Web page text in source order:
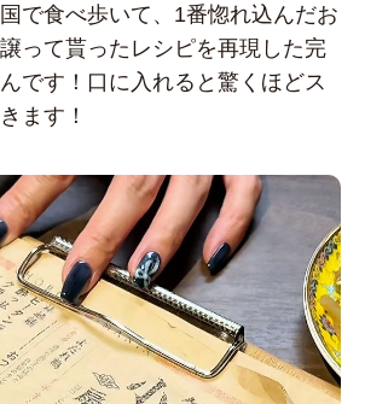
で食べ歩いて、1番惚れ込んだお
って貰ったレシピを再現した完
です！口に入れると驚くほどス
ます！